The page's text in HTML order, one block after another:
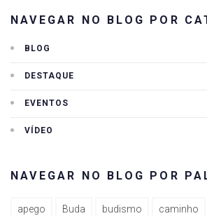
NAVEGAR NO BLOG POR
BLOG
DESTAQUE
EVENTOS
VÍDEO
NAVEGAR NO BLOG POR
apego Buda budismo caminho